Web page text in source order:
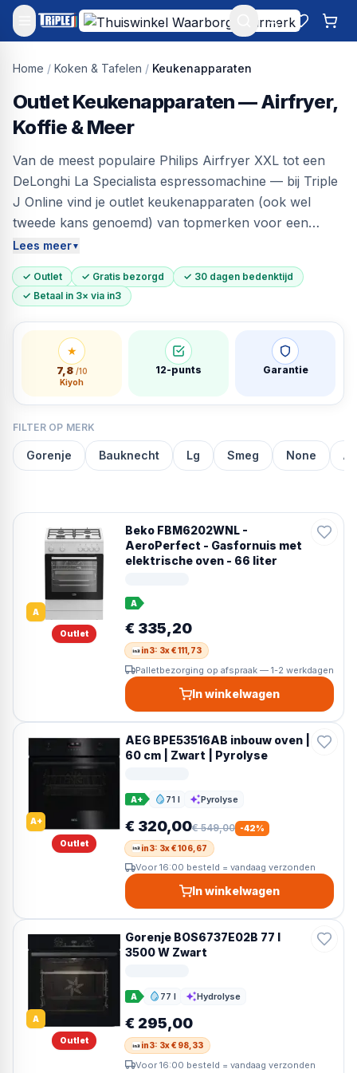
Mijn account
Home / Koken & Tafelen / Keukenapparaten
Outlet Keukenapparaten — Airfryer,
Koffie & Meer
Van de meest populaire Philips Airfryer XXL tot een
DeLonghi La Specialista espressomachine — bij Triple
J Online vind je outlet keukenapparaten (ook wel
tweede kans genoemd) van topmerken voor een
eerlijke prijs. Airfryers, koffiemachines,
keukenmachines, blenders en meer — allemaal
individueel getest en klaar voor gebruik. Tot 60%
korting, gratis bezorgd in heel Nederland, 30 dagen
bedenktijd.
Lees meer▼
✓ Outlet ✓ Gratis bezorgd
✓ 30 dagen bedenktijd
✓ Betaal in 3× via in3
★
7,8/10
Kiyoh
12-punts Garantie
FILTER OP MERK
Gorenje Bauknecht Lg Smeg None
A
Outlet
Beko FBM6202WNL -
AeroPerfect - Gasfornuis met
elektrische oven - 66 liter
A
€ 335,20
in3: 3x € 111,73
Palletbezorging op afspraak — 1-2 werkdagen
In winkelwagen
A+
Outlet
AEG BPE53516AB inbouw oven |
60 cm | Zwart | Pyrolyse
A+ 71 l
Inhoud Pyrolyse
Reiniging
€ 320,00€ 549,00 -42%
in3: 3x € 106,67
Voor 16:00 besteld = vandaag verzonden
In winkelwagen
A
Outlet
Gorenje BOS6737E02B 77 l
3500 W Zwart
A 77 l
Inhoud Hydrolyse
Reiniging
€ 295,00
in3: 3x € 98,33
Voor 16:00 besteld = vandaag verzonden